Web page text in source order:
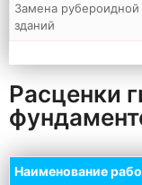
Замена
зданий
Расценки
Наименование